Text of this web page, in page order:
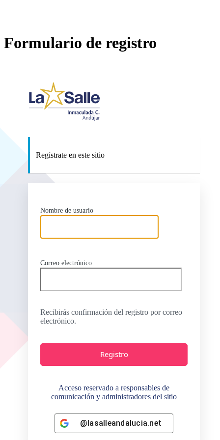
Formulario de registro
Regístrate en este sitio
Nombre de usuario
Correo electrónico
Recibirás confirmación del registro por correo
electrónico.
@lasalleandalucia.net